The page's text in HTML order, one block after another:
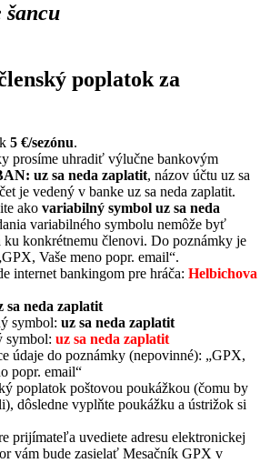
šancu
poplatok za
5 €/sezónu.
prosíme uhradiť výlučne bankovým
uz sa neda zaplatit, názov účtu uz sa
je vedený v banke uz sa neda zaplatit.
ako variabilný symbol uz sa neda
variabilného symbolu nemôže byť
ku konkrétnemu členovi. Do poznámky je
Vaše meno popr. email“.
internet bankingom pre hráča: Helbichova
sa neda zaplatit
symbol: uz sa neda zaplatit
symbol: uz sa neda zaplatit
údaje do poznámky (nepovinné): „GPX,
popr. email“
poplatok poštovou poukážkou (čomu by
dôsledne vyplňte poukážku a ústrižok si
prijímateľa uvediete adresu elektronickej
vám bude zasielať Mesačník GPX v